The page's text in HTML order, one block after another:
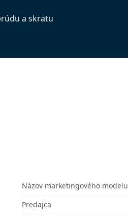
a skratu
Názov marketingového modelu
Predajca